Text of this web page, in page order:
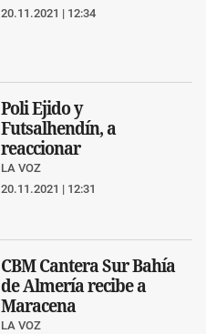
20.11.2021 | 12:34
Poli Ejido y
Futsalhendín, a
reaccionar
LA VOZ
20.11.2021 | 12:31
CBM Cantera Sur Bahía
de Almería recibe a
Maracena
LA VOZ